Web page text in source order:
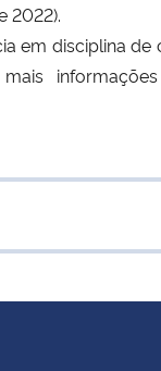
2022).
em disciplina